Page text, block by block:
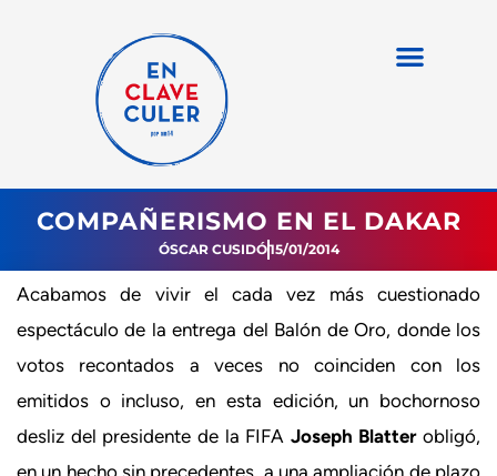
COMPAÑERISMO EN EL DAKAR
ÓSCAR CUSIDÓ15/01/2014
Acabamos de vivir el cada vez más cuestionado
espectáculo de la entrega del Balón de Oro, donde los
votos recontados a veces no coinciden con los
emitidos o incluso, en esta edición, un bochornoso
desliz del presidente de la FIFA Joseph Blatterobligó,
en un hecho sin precedentes, a una ampliación de plazo